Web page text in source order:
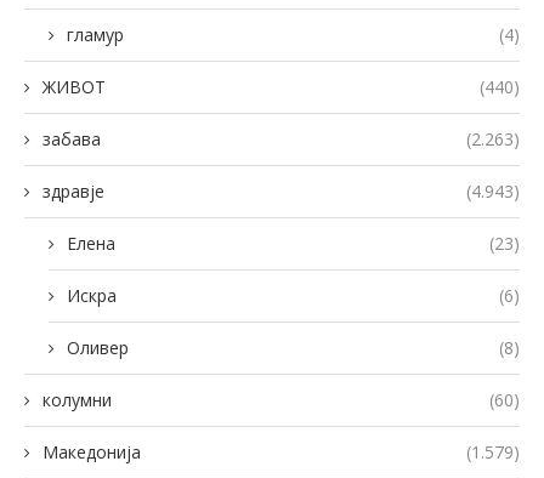
гламур (4)
ЖИВОТ (440)
забава (2.263)
здравје (4.943)
Елена (23)
Искра (6)
Оливер (8)
колумни (60)
Македонија (1.579)